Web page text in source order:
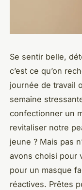
Se sentir belle,
c’est ce qu’on
journée de travail
semaine
confectionner un
revitaliser notre
jeune ? Mais pas
avons choisi pour
pour un masque
réactives. Prêtes